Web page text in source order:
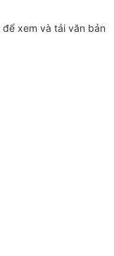
để xem và tải văn bản